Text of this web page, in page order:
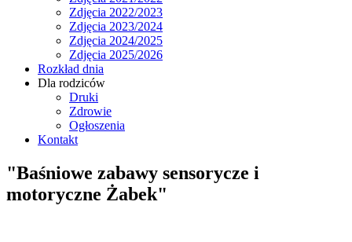
Zdjęcia 2022/2023
Zdjęcia 2023/2024
Zdjęcia 2024/2025
Zdjęcia 2025/2026
Rozkład dnia
Dla rodziców
Druki
Zdrowie
Ogłoszenia
Kontakt
"Baśniowe zabawy sensorycze i
motoryczne Żabek"